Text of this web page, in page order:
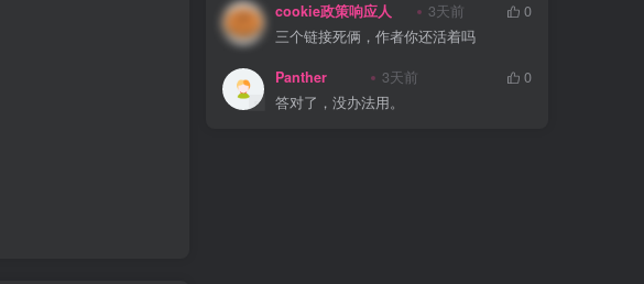
cookie政策响应人 3天前
0
三个链接死俩，作者你还活着吗
Panther
0
答对了，没办法用。